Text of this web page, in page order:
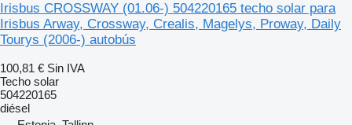
Irisbus CROSSWAY (01.06-) 504220165 techo solar para
Irisbus Arway, Crossway, Crealis, Magelys, Proway, Daily
Tourys (2006-) autobús
100,81 € Sin IVA
Techo solar
504220165
diésel